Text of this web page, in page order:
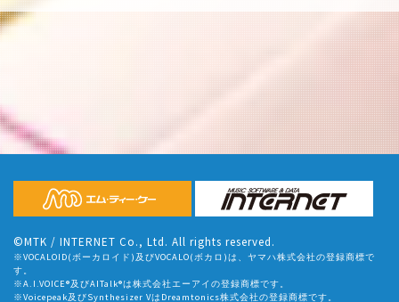
©MTK / INTERNET Co., Ltd. All rights reserved.
※VOCALOID(ボーカロイド)及びVOCALO(ボカロ)は、ヤマハ株式会社の登録商標で
す。
※A.I.VOICE®及びAITalk®は株式会社エーアイの登録商標です。
※Voicepeak及びSynthesizer VはDreamtonics株式会社の登録商標です。